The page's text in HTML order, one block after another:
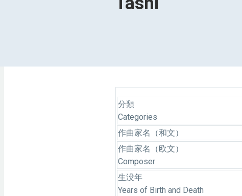
分類
Categories
作曲家名（和文）
作曲家名（欧文）
Composer
生没年
Years of Birth and Death